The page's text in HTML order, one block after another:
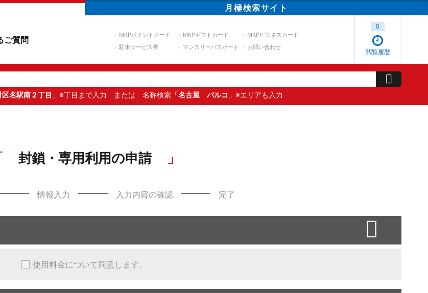
月極検索サイト
ご質問 MKPポイントカード MKPギフトカード
MKPビジネスカード
駐車サービス券
マンスリーパスポート お問い合わせ
閲覧履歴
0
名駅南２丁目 」※丁目まで入力 または 名称検索「名古屋 パルコ 」※エリアも入力
封鎖・専用利用の申請
情報入力 入力内容の確認 完了
使用料金について同意します。